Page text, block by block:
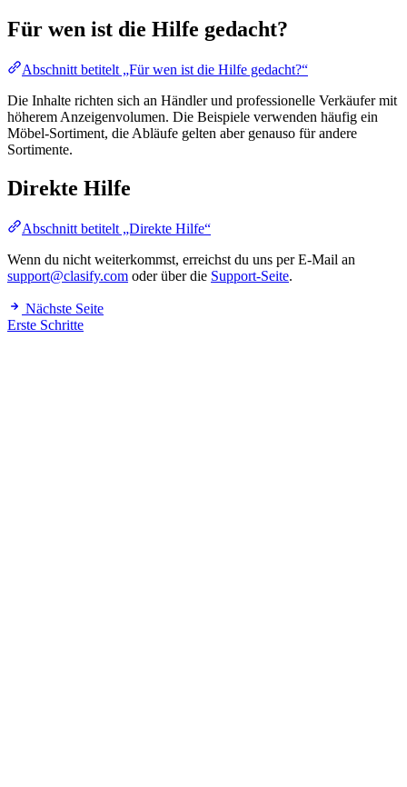
Für wen ist die Hilfe gedacht?
Abschnitt betitelt „Für wen ist die Hilfe gedacht?“
Die Inhalte richten sich an Händler und professionelle Verkäufer mit
höherem Anzeigenvolumen. Die Beispiele verwenden häufig ein
Möbel-Sortiment, die Abläufe gelten aber genauso für andere
Sortimente.
Direkte Hilfe
Abschnitt betitelt „Direkte Hilfe“
Wenn du nicht weiterkommst, erreichst du uns per E-Mail an
support@clasify.com oder über die Support-Seite.
Nächste Seite
Erste Schritte